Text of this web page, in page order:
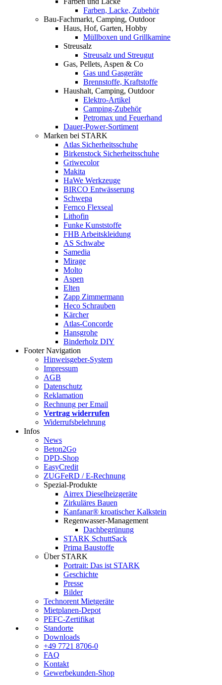
Farben, Lacke, Zubehör
Bau-Fachmarkt, Camping, Outdoor
Haus, Hof, Garten, Hobby
Müllboxen und Grillkamine
Streusalz
Streusalz und Streugut
Gas, Pellets, Aspen & Co
Gas und Gasgeräte
Brennstoffe, Kraftstoffe
Haushalt, Camping, Outdoor
Elektro-Artikel
Camping-Zubehör
Petromax und Feuerhand
Dauer-Power-Sortiment
Marken bei STARK
Atlas Sicherheitsschuhe
Birkenstock Sicherheitsschuhe
Griwecolor
Makita
HaWe Werkzeuge
BIRCO Entwässerung
Schwepa
Fernco Flexseal
Lithofin
Funke Kunststoffe
FHB Arbeitskleidung
AS Schwabe
Samedia
Mirage
Molto
Aspen
Elten
Zapp Zimmermann
Heco Schrauben
Kärcher
Atlas-Concorde
Hansgrohe
Binderholz DIY
Footer Navigation
Hinweisgeber-System
Impressum
AGB
Datenschutz
Reklamation
Rechnung per Email
Vertrag widerrufen
Widerrufsbelehrung
Infos
News
Beton2Go
DPD-Shop
EasyCredit
ZUGFeRD / E-Rechnung
Spezial-Produkte
Airrex Dieselheizgeräte
Zirkuläres Bauen
Kanfanar® kroatischer Kalkstein
Regenwasser-Management
Dachbegrünung
STARK SchuttSack
Prima Baustoffe
Über STARK
Portrait: Das ist STARK
Geschichte
Presse
Bilder
Technorent Mietgeräte
Mietplanen-Depot
PEFC-Zertifikat
Standorte
Downloads
+49 7721 8706-0
FAQ
Kontakt
Gewerbekunden-Shop